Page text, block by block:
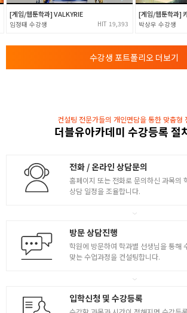
5-6
동물 해부학의 이해
- 게임 동물캐릭터의 다양한 사례 자료조사 및
- 연령별 얼굴요소 드로잉 연습 및 3차 컨셉시
- 1:1 레퍼런스 회의 및 개인별 맞춤 캐릭터 설
- 투시도 이해를 바탕으로 한 캐릭터드로잉 컨
[게임/웹툰학과] VALKYRIE
임정태 19,393
[게임/웹툰학과]
박상우
수강생 포트폴리오 더보기
컨설팅 전문가들의 개인면담을 통한 맞춤형
더블유아카데미 수강등록 절
전화 / 온라인 상담문의
홈페이지 또는 전화로 문의하신 과목의
상담 일정을 조율합니다.
방문 상담진행
학원에 방문하여 학과별 선생님을 통해
맞는 수업과정을 컨설팅합니다.
입학신청 및 수강등록